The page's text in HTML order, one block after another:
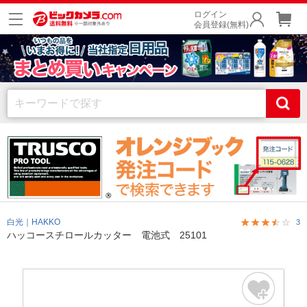
ログイン
会員登録(無料)
白光｜HAKKO 3
ハッコースチロールカッター 電池式 25101